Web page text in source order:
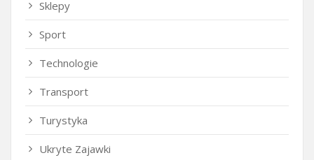
Sklepy
Sport
Technologie
Transport
Turystyka
Ukryte Zajawki